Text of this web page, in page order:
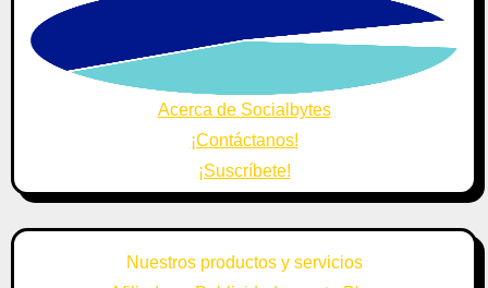
Acerca de Socialbytes
¡Contáctanos!
¡Suscríbete!
Nuestros productos y servicios